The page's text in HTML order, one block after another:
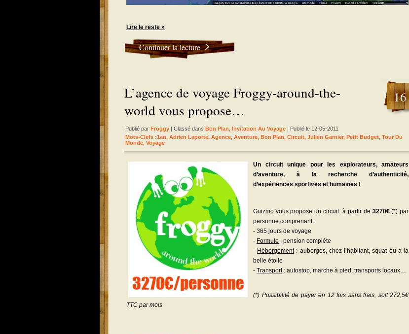
Lire le reste »
Continuer la lecture
L’agence de voyage Froggy-around-the-
world vous propose…
16
Publié par Froggy | Classé dans Bon Plan, Invitation Au Voyage | Publié le 12-05-2011
Mots-Clefs :1an, Adrien Laporte, Agence, Aventure, Bon Plan, Circuit, Julien Garnier, Petit Budget, Tour Du
Monde, Voyage
Un circuit unique pour les explorateurs, amateurs
d’aventure, à la recherche d’authenticité,
d’expériences sportives et humaines !
.
Guizmo vous propose un circuit à partir de 3270€(*) par
personne comprenant :
- 365 jours de voyage
- Formule : pension complète
- Hébergement: auberges, chez l’habitant, squat ou à la
belle étoile
- Transport: autostop, marche à pied, transports locaux…
(*) Possibilité de payer en 12 fois sans frais, soit 272,5€
TTC par mois
.